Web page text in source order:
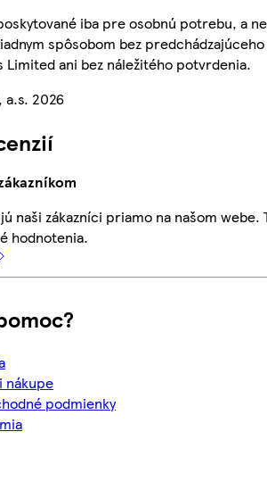
iba pre osobnú potrebu, a
spôsobom bez predchádzajúceho
Limited ani bez náležitého potvrdenia.
a.s. 2026
naši zákazníci priamo na našom webe.
hodnotenia.
nákupe
podmienky